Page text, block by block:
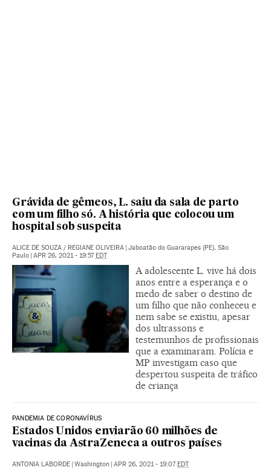
Grávida de gêmeos, L. saiu da sala de parto
com um filho só. A história que colocou um
hospital sob suspeita
ALICE DE SOUZA / REGIANE OLIVEIRA Jaboatão do Guararapes (PE), São
Paulo APR 26, 2021 - 19:57 EDT
A adolescente L. vive há dois
anos entre a esperança e o
medo de saber o destino de
um filho que não conheceu e
nem sabe se existiu, apesar
dos ultrassons e
testemunhos de profissionais
que a examinaram. Polícia e
MP investigam caso que
despertou suspeita de tráfico
de criança
PANDEMIA DE CORONAVÍRUS
Estados Unidos enviarão 60 milhões de
vacinas da AstraZeneca a outros países
ANTONIA LABORDE Washington APR 26, 2021 - 19:07 EDT